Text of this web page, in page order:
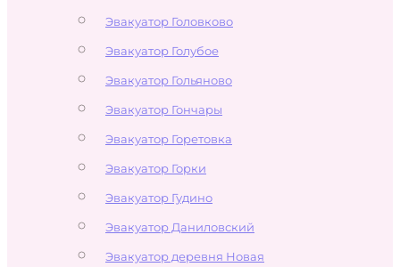
Эвакуатор Головково
Эвакуатор Голубое
Эвакуатор Гольяново
Эвакуатор Гончары
Эвакуатор Горетовка
Эвакуатор Горки
Эвакуатор Гудино
Эвакуатор Даниловский
Эвакуатор деревня Новая